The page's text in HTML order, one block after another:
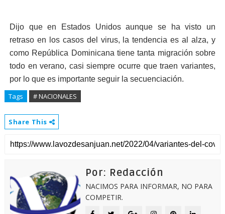
Dijo que en Estados Uni­dos aunque se ha visto un
retraso en los casos del virus, la tendencia es al alza, y
como Repú­blica Dominicana tie­ne tanta migración so­bre
todo en verano, ca­si siempre ocurre que traen variantes,
por lo que es importante seguir la secuenciación.
Tags # NACIONALES
Share This
Por: Redacción
NACIMOS PARA INFORMAR, NO PARA
COMPETIR.